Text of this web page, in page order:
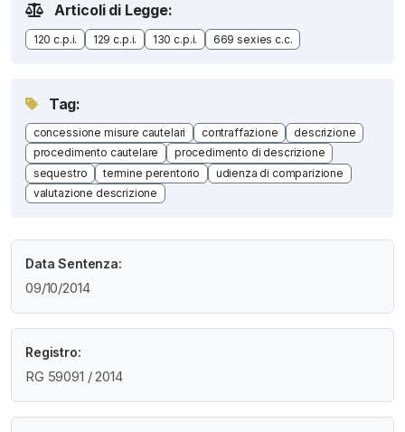
Articoli di Legge:
120 c.p.i. 129 c.p.i. 130 c.p.i. 669 sexies c.c.
Tag:
concessione misure cautelari contraffazione
descrizione
procedimento cautelare
procedimento di descrizione
sequestro
termine perentorio
udienza di comparizione
valutazione descrizione
Data Sentenza:
09/10/2014
Registro:
RG 59091 / 2014